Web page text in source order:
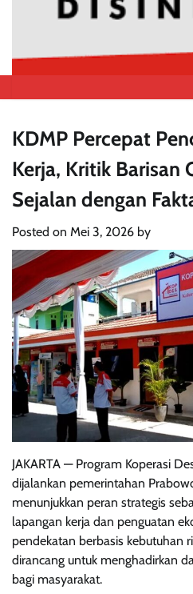
KDMP Percepat
Kerja, Kritik Barisan
Sejalan dengan
Posted on Mei 3, 2026 by
JAKARTA — Program Koperasi
dijalankan pemerintahan
menunjukkan peran strategis
lapangan kerja dan penguatan
pendekatan berbasis kebutuhan
dirancang untuk menghadirkan
bagi masyarakat.